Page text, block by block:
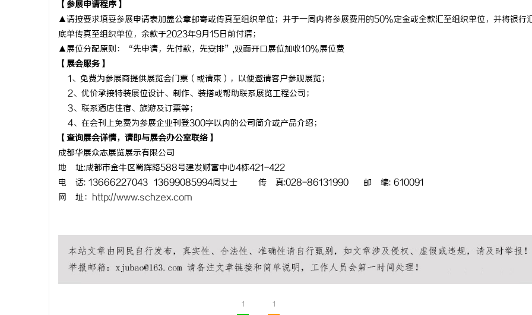
【参展申请程序】
▲请按要求填妥参展申请表加盖公章邮寄或传真至组织单位；并于一周内将参展费用的50%定金或全款汇至组织单位，并将银行
底单传真至组织单位，余款于2023年9月15日前付清；
▲展位分配原则：“先申请，先付款，先安排”,双面开口展位加收10%展位费
【 展会服务 】
1、免费为参展商提供展览会门票（或请柬），以便邀请客户参观展览；
2、优价承接特装展位设计、制作、装搭或帮助联系展览工程公司；
3、联系酒店住宿、旅游及订票等；
4、在会刊上免费为参展企业刊登300字以内的公司简介或产品介绍；
【查询展会详情，请即与展会办公室联络】
成都华展众志展览展示有限公司
地
址:成都市金牛区蜀辉路588号建发财富中心4栋421-422
电
话: 13666227043 13699085994周女士 传 真:028-86131990 邮 编: 610091
网
址： http://www.schzex.com
1 1